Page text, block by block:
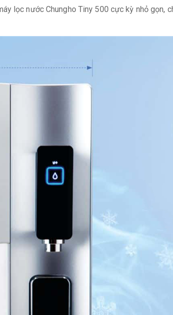
lọc nước Chungho Tiny 500 cực kỳ nhỏ gọn,